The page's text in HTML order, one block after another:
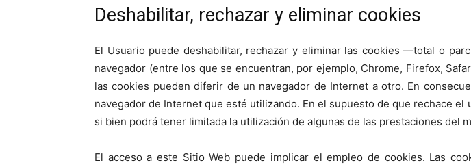
Deshabilitar, rechazar y eliminar cookies
El Usuario puede deshabilitar, rechazar y eliminar las cookies —total o
navegador (entre los que se encuentran, por ejemplo, Chrome, Firefox,
las cookies pueden diferir de un navegador de Internet a otro. En
navegador de Internet que esté utilizando. En el supuesto de que rechace
si bien podrá tener limitada la utilización de algunas de las prestaciones del
El acceso a este Sitio Web puede implicar el empleo de cookies. Las